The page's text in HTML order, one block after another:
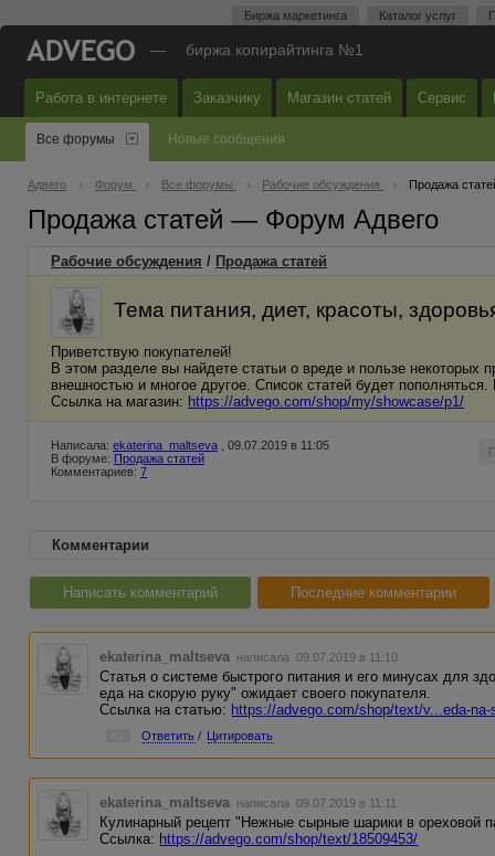
Биржа маркетинга Каталог услуг
— биржа копирайтинга №1
Работа в интернете Заказчику Магазин статей Сервис
Все форумы Новые сообщения
Адвего Форум Все форумы Рабочие обсуждения Продажа
Продажа статей — Форум Адвего
Рабочие обсуждения / Продажа статей
Тема питания, диет, красоты,
Приветствую покупателей!
В этом разделе вы найдете статьи о вреде и пользе некоторых
внешностью и многое другое. Список статей будет
Ссылка на магазин: https://advego.com/shop/my/showcase/p1/
Написала: ekaterina_maltseva , 09.07.2019 в 11:05
В форуме: Продажа статей
Комментариев: 7
Комментарии
Написать комментарий Последние комментарии
ekaterina_maltseva написала 09.07.2019 в 11:10
Статья о системе быстрого питания и его минусах для
еда на скорую руку" ожидает своего покупателя.
Ссылка на статью: https://advego.com/shop/text/v...eda-
Ответить / Цитировать
ekaterina_maltseva написала 09.07.2019 в 11:11
Кулинарный рецепт "Нежные сырные шарики в ореховой
Ссылка: https://advego.com/shop/text/18509453/